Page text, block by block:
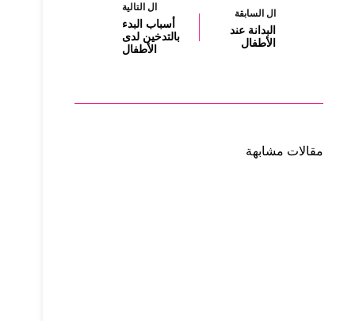
ال السابقة
البدانة عند
الأطفال
ال التالية
أسباب البدء
بالتدخين لدى
الأطفال
مقالات مشابهة